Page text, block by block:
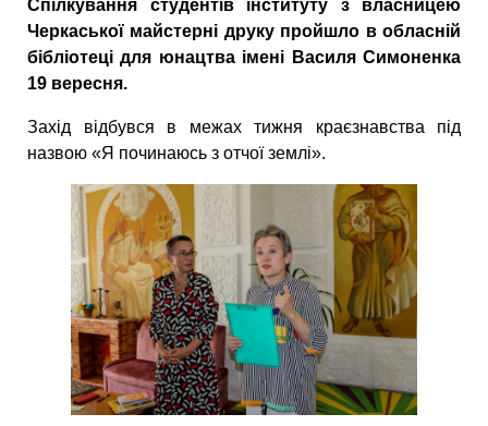
Спілкування студентів інституту з власницею
Черкаської майстерні друку пройшло в обласній
бібліотеці для юнацтва імені Василя Симоненка
19 вересня.
Захід відбувся в межах тижня краєзнавства під
назвою «Я починаюсь з отчої землі».